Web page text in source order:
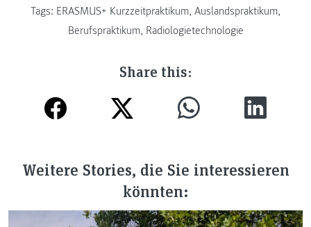
Tags: ERASMUS+ Kurzzeitpraktikum, Auslandspraktikum,
Berufspraktikum, Radiologietechnologie
Share this:
Weitere Stories, die Sie interessieren
könnten: